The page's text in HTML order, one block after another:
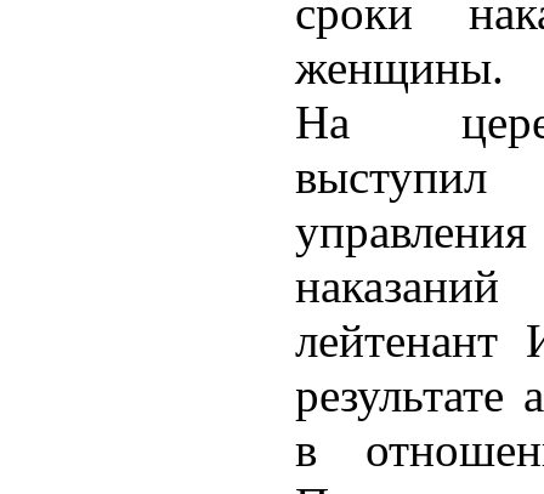
сроки
женщины.
На
лейтенант
результате
в